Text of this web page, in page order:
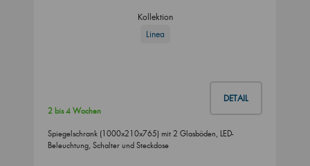
Kollektion
Linea
DETAIL
2 bis 4 Wochen
Spiegelschrank (1000x210x765) mit 2 Glasböden, LED-
Beleuchtung, Schalter und Steckdose